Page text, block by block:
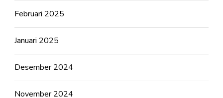
Februari 2025
Januari 2025
Desember 2024
November 2024